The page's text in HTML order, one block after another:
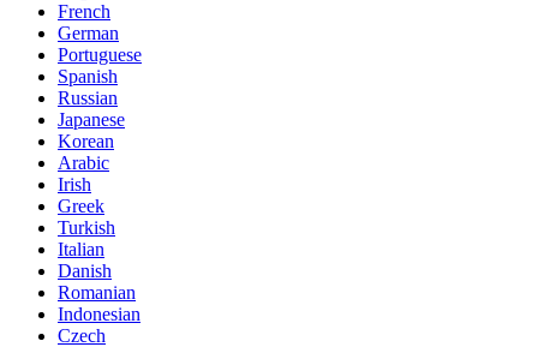
French
German
Portuguese
Spanish
Russian
Japanese
Korean
Arabic
Irish
Greek
Turkish
Italian
Danish
Romanian
Indonesian
Czech